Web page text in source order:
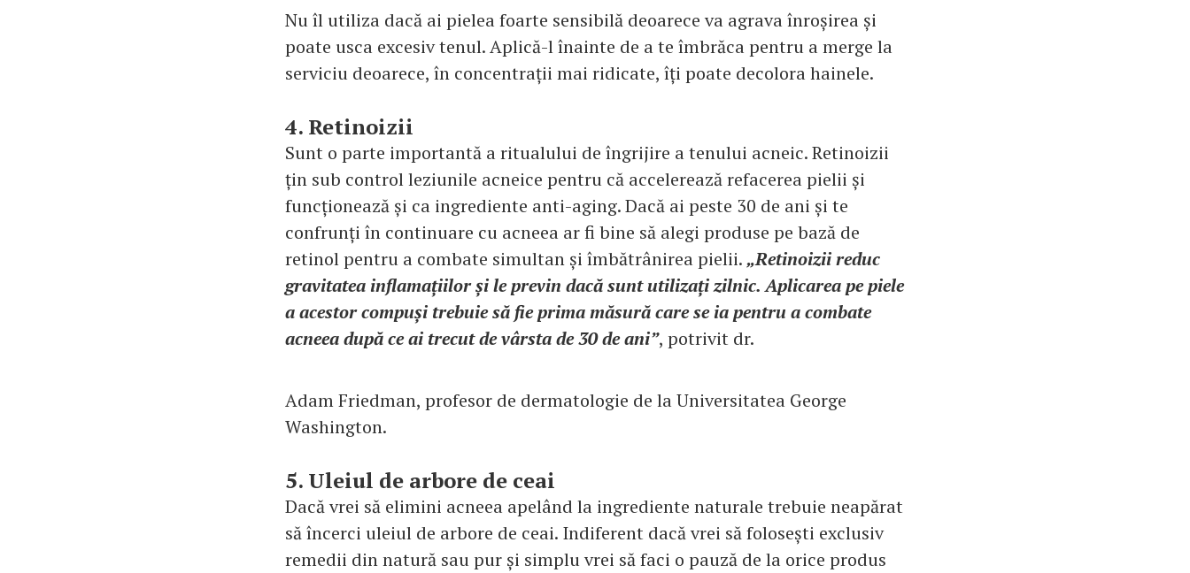
Nu îl utiliza dacă ai pielea foarte sensibilă deoarece va agrava înroșirea și
poate usca excesiv tenul. Aplică-l înainte de a te îmbrăca pentru a merge la
serviciu deoarece, în concentrații mai ridicate, îți poate decolora hainele.
4. Retinoizii
Sunt o parte importantă a ritualului de îngrijire a tenului acneic. Retinoizii
țin sub control leziunile acneice pentru că accelerează refacerea pielii și
funcționează și ca ingrediente anti-aging. Dacă ai peste 30 de ani și te
confrunți în continuare cu acneea ar fi bine să alegi produse pe bază de
retinol pentru a combate simultan și îmbătrânirea pielii.„Retinoizii reduc
gravitatea inflamațiilor și le previn dacă sunt utilizați zilnic. Aplicarea pe piele
a acestor compuși trebuie să fie prima măsură care se ia pentru a combate
acneea după ce ai trecut de vârsta de 30 de ani”, potrivit dr.
Adam Friedman, profesor de dermatologie de la Universitatea George
Washington.
5. Uleiul de arbore de ceai
Dacă vrei să elimini acneea apelând la ingrediente naturale trebuie neapărat
să încerci uleiul de arbore de ceai. Indiferent dacă vrei să folosești exclusiv
remedii din natură sau pur și simplu vrei să faci o pauză de la orice produs